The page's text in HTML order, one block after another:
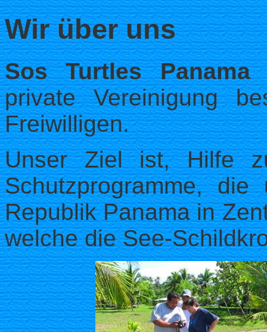
Wir über uns
Sos Turtles Panama
private Vereinigung
Freiwilligen.
Unser Ziel ist, Hilfe
Schutzprogramme,
Republik Panama in
welche die See-